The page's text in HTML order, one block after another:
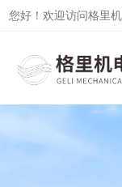
您好！欢迎访问格里